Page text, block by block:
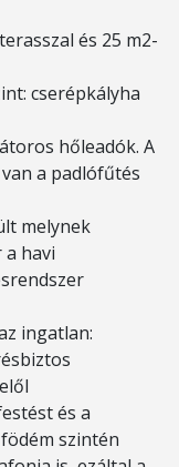
és 25 m2-
cserépkályha
hőleadók. A
a padlófűtés
melynek
a havi
ingatlan:
és a
szintén